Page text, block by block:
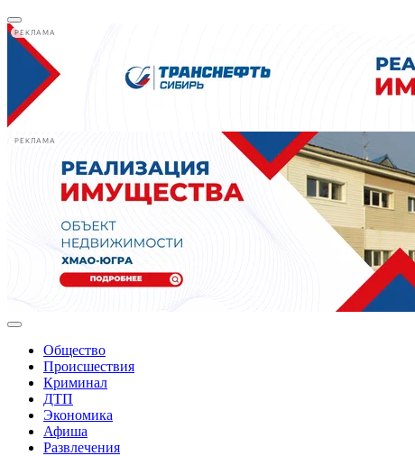
РЕКЛАМА
РЕКЛАМА
Общество
Происшествия
Криминал
ДТП
Экономика
Афиша
Развлечения